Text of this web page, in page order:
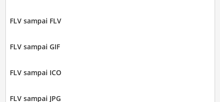
FLV sampai FLV
FLV sampai GIF
FLV sampai ICO
FLV sampai JPG